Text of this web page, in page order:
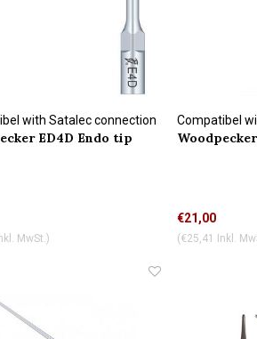
with Satalec connection
ED4D Endo tip
MwSt.)
Compatibel
€21,00
(€25,41 Inkl.